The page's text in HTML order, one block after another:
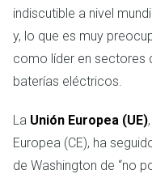
indiscutible a nivel
y, lo que es muy
como líder en sectores
baterías eléctricos.
La Unión Europea (UE)
Europea (CE), ha
de Washington de “no